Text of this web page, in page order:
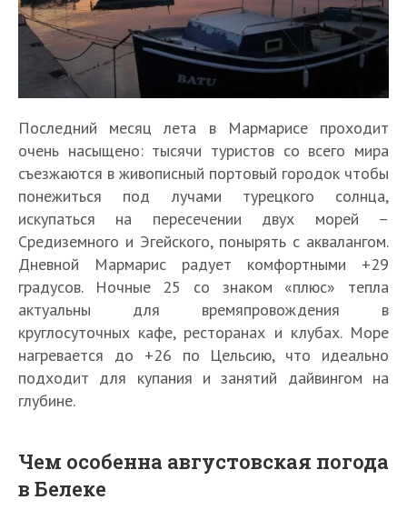
Последний месяц лета в Мармарисе проходит
очень насыщено: тысячи туристов со всего мира
съезжаются в живописный портовый городок чтобы
понежиться под лучами турецкого солнца,
искупаться на пересечении двух морей –
Средиземного и Эгейского, понырять с аквалангом.
Дневной Мармарис радует комфортными +29
градусов. Ночные 25 со знаком «плюс» тепла
актуальны для времяпровождения в
круглосуточных кафе, ресторанах и клубах. Море
нагревается до +26 по Цельсию, что идеально
подходит для купания и занятий дайвингом на
глубине.
Чем особенна августовская погода
в Белеке